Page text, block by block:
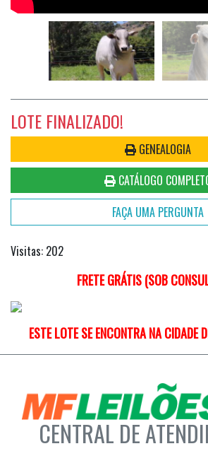
LOTE FINALIZADO!
GENEALOGIA
CATÁLOGO
FAÇA UMA PERGUNTA
Visitas: 202
FRETE GRÁTIS (SOB
ESTE LOTE SE ENCONTRA NA CIDADE
CENTRAL DE